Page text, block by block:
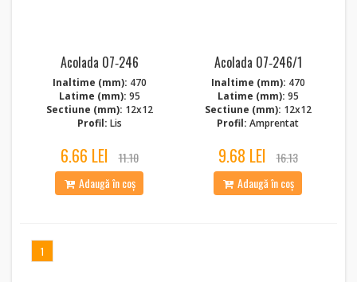
Acolada 07‑246
Inaltime (mm): 470
Latime (mm): 95
Sectiune (mm): 12x12
Profil: Lis
6.66 LEI 11.10
Adaugă în coș
Acolada 07‑246/1
Inaltime (mm): 470
Latime (mm): 95
Sectiune (mm): 12x12
Profil: Amprentat
9.68 LEI 16.13
Adaugă în coș
1